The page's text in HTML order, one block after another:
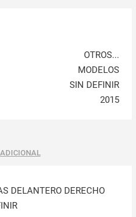
OTROS...
MODELOS
SIN DEFINIR
2015
DELANTERO DERECHO